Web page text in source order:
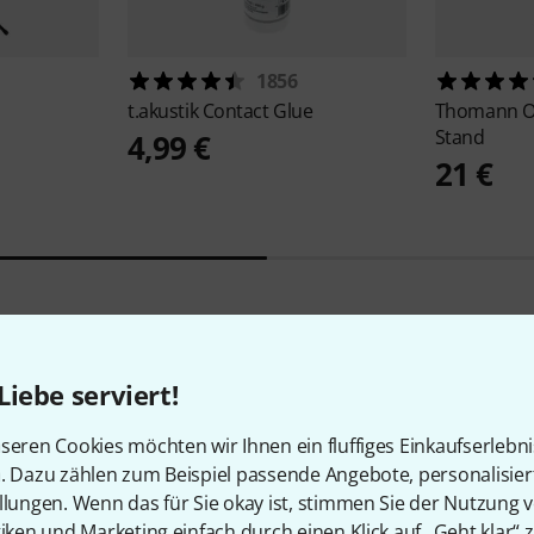
serviert!
Cookies möchten wir Ihnen ein fluffiges
Dazu zählen zum Beispiel passende Angebote,
Wenn das für Sie okay ist, stimmen Sie der Nutzung
1856
t.akustikContact Glue
4,99 €
Thomann
Stand
21 €
39Kundenbewertungen